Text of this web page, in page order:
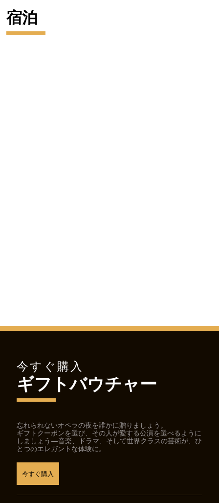
宿泊
今すぐ購入
ギフトバウチャー
忘れられないオペラの夜を誰かに贈りましょう。
ギフトクーポンを選び、その人が愛する公演を選べるように
しましょう—音楽、ドラマ、そして世界クラスの芸術が、ひ
とつのエレガントな体験に。
今すぐ購入